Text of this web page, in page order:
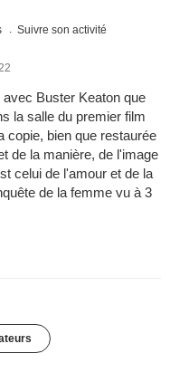
Suivre son activité
Buster Keaton que
la salle du premier film
copie, bien que restaurée
de la manière, de l'image
celui de l'amour et de la
de la femme vu à 3